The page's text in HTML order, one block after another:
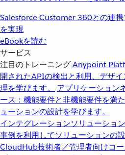
Salesforce Customer 360との連
を実現
eBookを読む
サービス
注目のトレーニングAnypoint
開されたAPIの検出と利用、デザ
理を学びます。
アプリケーション
ース：機能要件と非機能要件を満
ューションの設計を学びます。
インテグレーションソリューション
事例を利用してソリューションの設
CloudHub技術者／管理者向けコ